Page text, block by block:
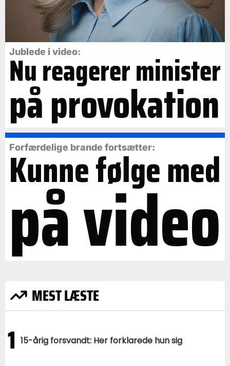
Jublede i video:
Nu reagerer minister
på provokation
Forfærdelige brande fortsætter:
Kunne følge med
på video
MEST LÆSTE
1 15-årig forsvandt: Her forklarede hun sig